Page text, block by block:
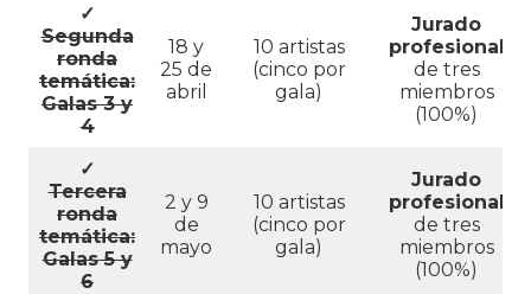
✓
Segunda
ronda
temática:
Galas 3 y
4
18 y
25 de
abril
10 artistas
(cinco por
gala)
Jurado
profesional
de tres
miembros
(100%)
✓
Tercera
ronda
temática:
Galas 5 y
6
2 y 9
de
mayo
10 artistas
(cinco por
gala)
Jurado
profesional
de tres
miembros
(100%)